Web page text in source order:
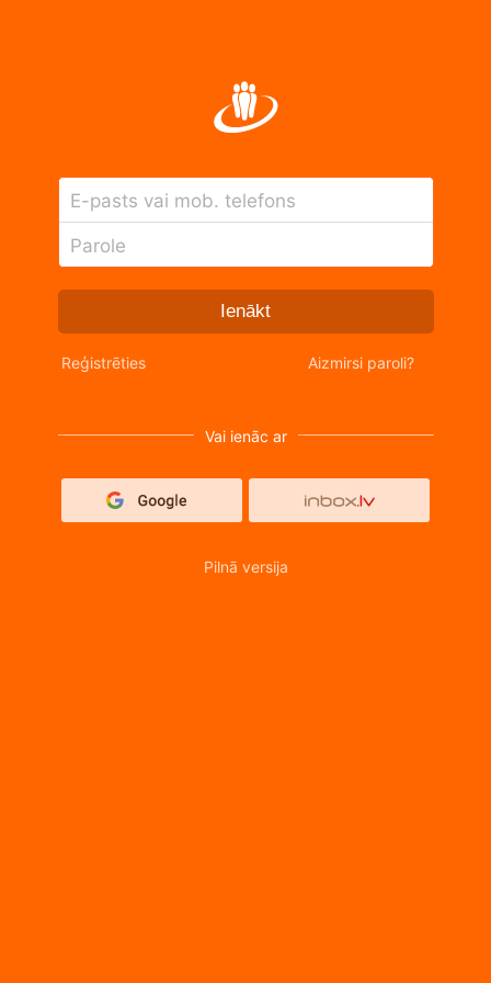
E-pasts vai mob. telefons
Parole
Ienākt
Reģistrēties Aizmirsi paroli?
Vai ienāc ar
Pilnā versija